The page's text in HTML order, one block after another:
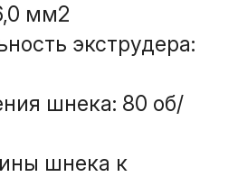
мм2
экструдера:
шнека: 80 об/
шнека к